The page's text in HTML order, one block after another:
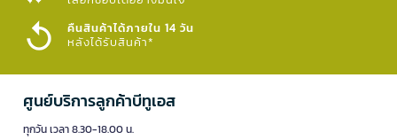
คืนสินค้าได้ภายใน 14 วัน
หลังได้รับสินค้า*
ศูนย์บริการลูกค้าบีทูเอส
ทุกวัน เวลา 8.30-18.00 น.